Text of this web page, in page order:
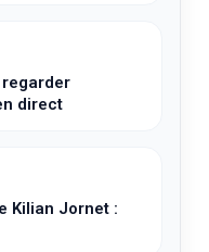
regarder
direct
Kilian Jornet :